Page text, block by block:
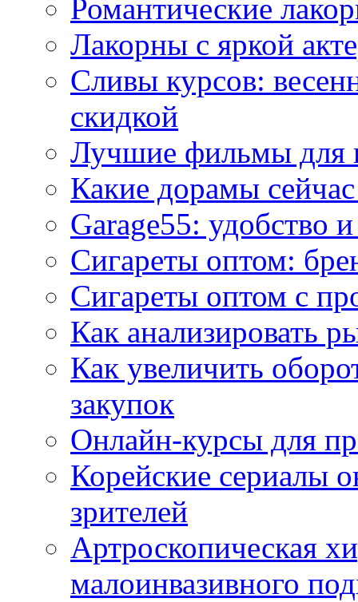
Романтические
Лакорны с яркой
Сливы курсов:
скидкой
Лучшие фильмы для
Какие дорамы
Garage55: удобство
Сигареты оптом:
Сигареты оптом с
Как анализировать
Как увеличить
закупок
Онлайн-курсы для
Корейские сериалы
зрителей
Артроскопическая
малоинвазивного